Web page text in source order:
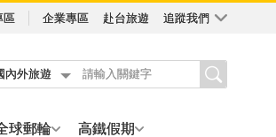
區 企業專區 赴台旅遊 追蹤我們
內外旅遊
球郵輪 高鐵假期